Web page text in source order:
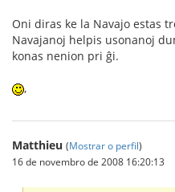
Oni diras ke la Navajo estas
Navajanoj helpis usonanoj
konas nenion pri ĝi.
,
Matthieu (Mostrar o perfil)
16 de novembro de 2008 16:20:13